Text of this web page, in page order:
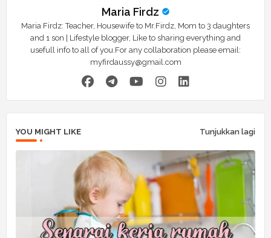
Maria Firdz
Maria Firdz: Teacher, Housewife to Mr.Firdz, Mom to 3 daughters
and 1 son | Lifestyle blogger, Like to sharing everything and
usefull info to all of you.For any collaboration please email:
myfirdaussy@gmail.com
YOU MIGHT LIKE Tunjukkan lagi